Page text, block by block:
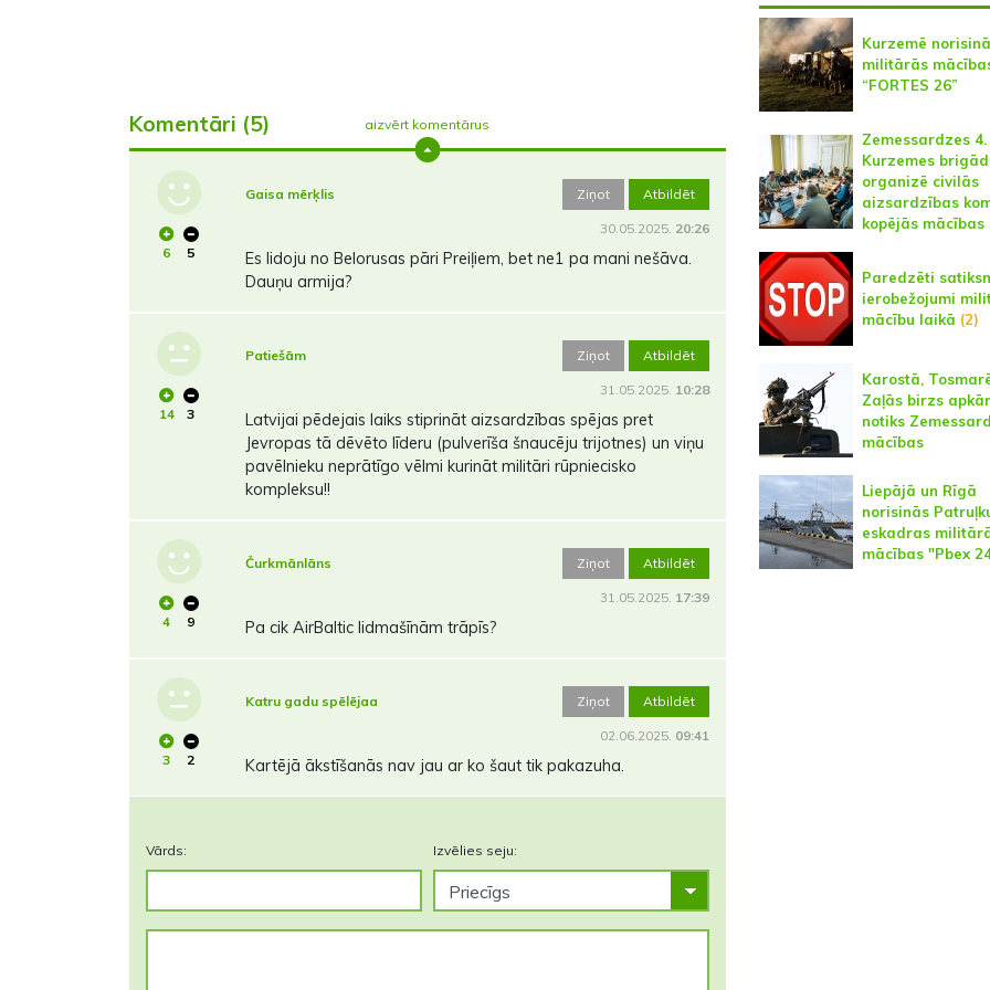
Komentāri (5) aizvērt komentārus
6 5
Gaisa mērķlis Ziņot Atbildēt
30.05.2025. 20:26
Es lidoju no Belorusas pāri Preiļiem, bet ne1 pa mani nešāva.
Dauņu armija?
14 3
Patiešām Ziņot Atbildēt
31.05.2025. 10:28
Latvijai pēdejais laiks stiprināt aizsardzības spējas pret
Jevropas tā dēvēto līderu (pulverīša šnaucēju trijotnes) un viņu
pavēlnieku neprātīgo vēlmi kurināt militāri rūpniecisko
kompleksu!!
4 9
Čurkmānlāns Ziņot Atbildēt
31.05.2025. 17:39
Pa cik AirBaltic lidmašīnām trāpīs?
3 2
Katru gadu spēlējaa Ziņot Atbildēt
02.06.2025. 09:41
Kartējā ākstīšanās nav jau ar ko šaut tik pakazuha.
Vārds: Izvēlies seju:
Kurzemē
militārās
“FORTES 26”
Zemessardzes 4.
Kurzemes
organizē civilās
aizsardzības
kopējās mācības
Paredzēti
ierobežojumi
mācību laikā (2)
Karostā,
Zaļās birzs
notiks
mācības
Liepājā un Rīgā
norisinās
eskadras
mācības "Pbex